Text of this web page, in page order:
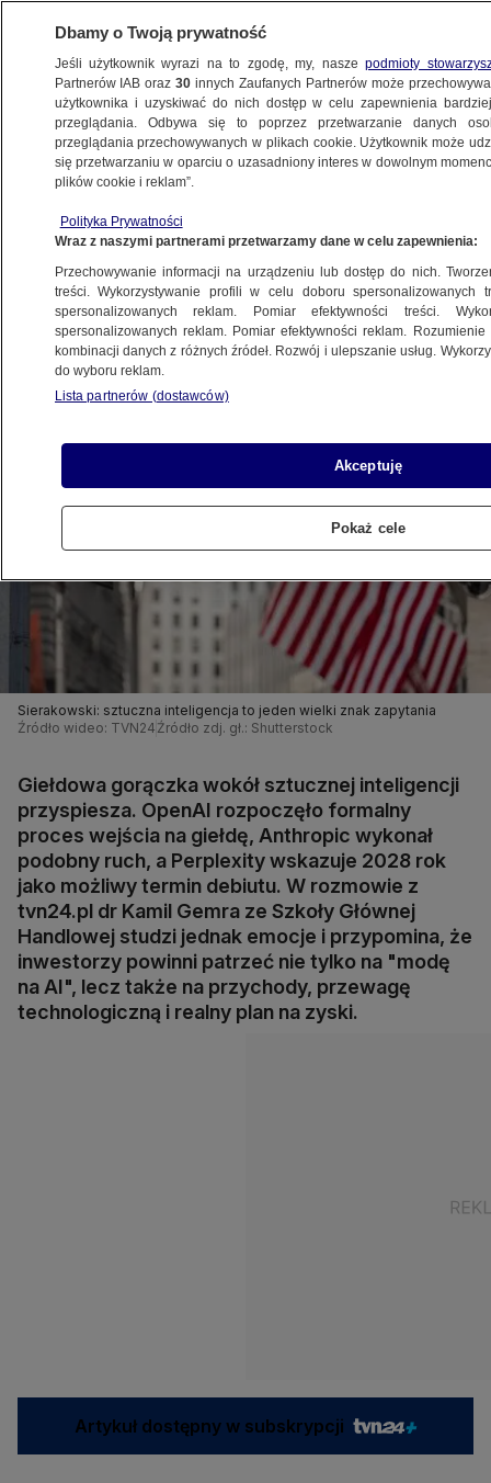
BIZNES
TECH
przed bańką
Jan Sowa
11.06.2026, 12:32
Udostępnij
Sierakowski: sztuczna inteligencja to jeden wielki znak zapytania
Źródło wideo: TVN24 Źródło zdj. gł.: Shutterstock
Giełdowa gorączka wokół sztucznej inteligencji
przyspiesza. OpenAI rozpoczęło formalny
proces wejścia na giełdę, Anthropic wykonał
podobny ruch, a Perplexity wskazuje 2028 rok
jako możliwy termin debiutu. W rozmowie z
tvn24.pl dr Kamil Gemra ze Szkoły Głównej
Handlowej studzi jednak emocje i przypomina, że
inwestorzy powinni patrzeć nie tylko na "modę
na AI", lecz także na przychody, przewagę
technologiczną i realny plan na zyski.
Artykuł dostępny w subskrypcji
Dbamy o Twoją prywatność
Jeśli użytkownik wyrazi na to zgodę, my, naszepodmioty
Partnerów IAB oraz30 innych Zaufanych Partnerów może
użytkownika i uzyskiwać do nich dostęp w celu zapewnienia
przeglądania. Odbywa się to poprzez przetwarzanie danych
przeglądania przechowywanych w plikach cookie. Użytkownik może
się przetwarzaniu w oparciu o uzasadniony interes w dowolnym
plików cookie i reklam”.
Polityka Prywatności
Wraz z naszymi partnerami przetwarzamy dane w celu zapewnienia:
Przechowywanie informacji na urządzeniu lub dostęp do nich.
treści. Wykorzystywanie profili w celu doboru spersonalizowanych
spersonalizowanych reklam. Pomiar efektywności treści.
spersonalizowanych reklam. Pomiar efektywności reklam.
kombinacji danych z różnych źródeł. Rozwój i ulepszanie usług.
do wyboru reklam.
Lista partnerów (dostawców)
Akceptuję
Pokaż cele